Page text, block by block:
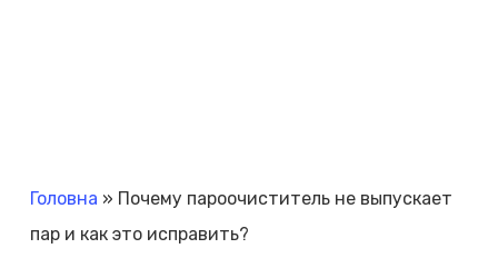
Головна » Почему пароочиститель не выпускает
пар и как это исправить?